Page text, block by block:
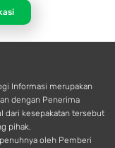
Informasi merupakan
dengan Penerima
dari kesepakatan tersebut
pihak.
oleh Pemberi